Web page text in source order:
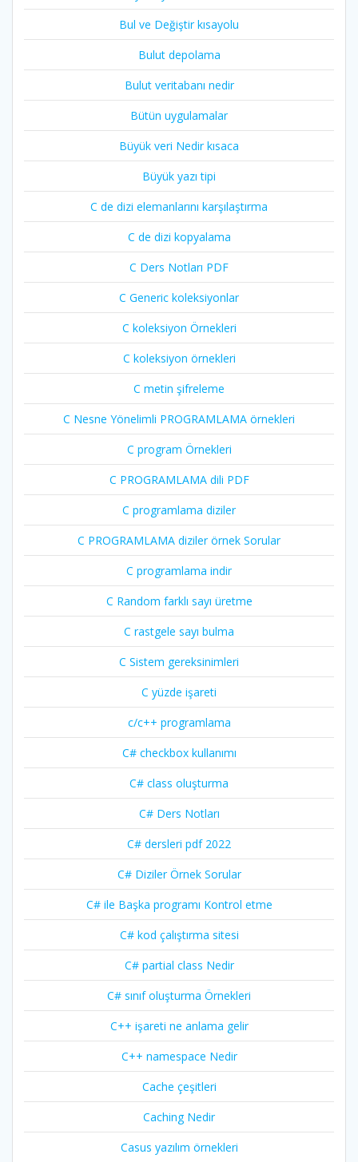
Bul ve Değiştir kısayolu
Bulut depolama
Bulut veritabanı nedir
Bütün uygulamalar
Büyük veri Nedir kısaca
Büyük yazı tipi
C de dizi elemanlarını karşılaştırma
C de dizi kopyalama
C Ders Notları PDF
C Generic koleksiyonlar
C koleksiyon Örnekleri
C koleksiyon örnekleri
C metin şifreleme
C Nesne Yönelimli PROGRAMLAMA örnekleri
C program Örnekleri
C PROGRAMLAMA dili PDF
C programlama diziler
C PROGRAMLAMA diziler örnek Sorular
C programlama indir
C Random farklı sayı üretme
C rastgele sayı bulma
C Sistem gereksinimleri
C yüzde işareti
c/c++ programlama
C# checkbox kullanımı
C# class oluşturma
C# Ders Notları
C# dersleri pdf 2022
C# Diziler Örnek Sorular
C# ile Başka programı Kontrol etme
C# kod çalıştırma sitesi
C# partial class Nedir
C# sınıf oluşturma Örnekleri
C++ işareti ne anlama gelir
C++ namespace Nedir
Cache çeşitleri
Caching Nedir
Casus yazılım örnekleri